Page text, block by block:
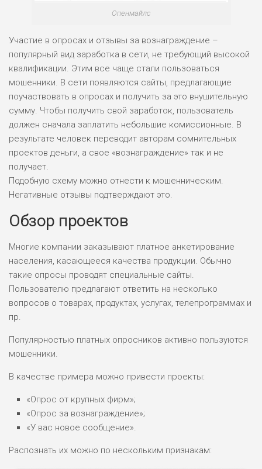
Опенмайлс
Участие в опросах и отзывы за вознаграждение –
популярный вид заработка в сети, не требующий высокой
квалификации. Этим все чаще стали пользоваться
мошенники. В сети появляются сайты, предлагающие
поучаствовать в опросах и получить за это внушительную
сумму. Чтобы получить свой заработок, пользователь
должен сначала заплатить небольшие комиссионные. В
результате человек переводит авторам сомнительных
проектов деньги, а свое «вознаграждение» так и не
получает.
Подобную схему можно отнести к мошенническим.
Негативные отзывы подтверждают это.
Обзор проектов
Многие компании заказывают платное анкетирование
населения, касающееся качества продукции. Обычно
такие опросы проводят специальные сайты.
Пользователю предлагают ответить на несколько
вопросов о товарах, продуктах, услугах, телепрограммах и
пр.
Популярностью платных опросников активно пользуются
мошенники.
В качестве примера можно привести проекты:
«Опрос от крупных фирм»;
«Опрос за вознаграждение»;
«У вас новое сообщение».
Распознать их можно по нескольким признакам: